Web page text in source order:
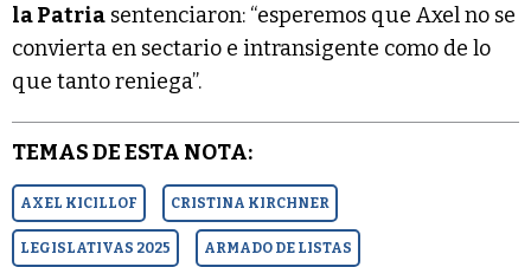
la Patria sentenciaron: “esperemos que Axel no se
convierta en sectario e intransigente como de lo
que tanto reniega”.
TEMAS DE ESTA NOTA:
AXEL KICILLOF CRISTINA KIRCHNER
LEGISLATIVAS 2025 ARMADO DE LISTAS